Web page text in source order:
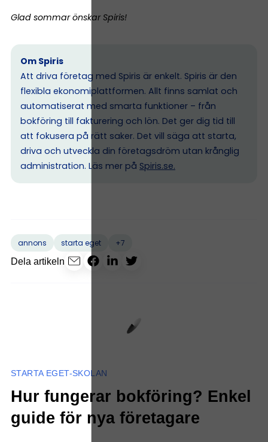
Glad sommar önskar Spiris!
Om Spiris
Att driva företag med Spiris är enkelt. Spiris är den
flexibla ekonomiplattformen. Allt finns samlat och
automatiserat med smarta funktioner – från
bokföring till fakturering och lön. Det ger dig tid till
att fokusera på rätt saker. Det vill säga att starta,
driva och utveckla din företagsdröm utan krånglig
administration. Läs mer på Spiris.se.
annons starta eget
+7
Dela artikeln
STARTA EGET-SKOLAN
Hur fungerar bokföring? Enkel
guide för nya företagare